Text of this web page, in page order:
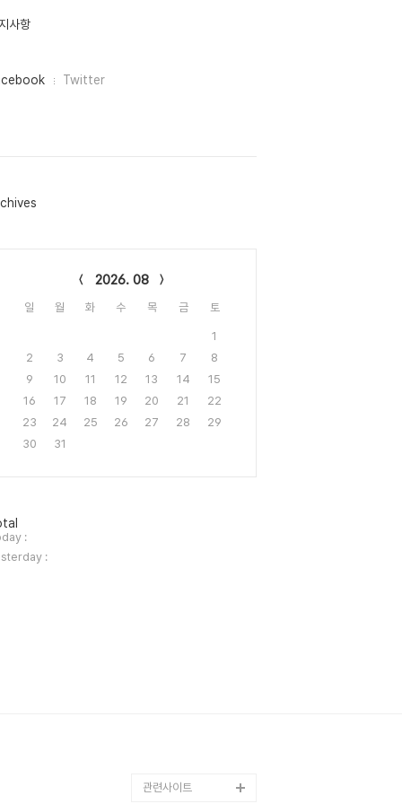
사항
Twitter
2026. 08
일 월 화 수 목 금 토
1
2
3 4 5 6 7
8
9
10 11 12 13 14
15
16
17 18 19 20 21
22
23
24 25 26 27 28
29
30
31
:
:
관련사이트